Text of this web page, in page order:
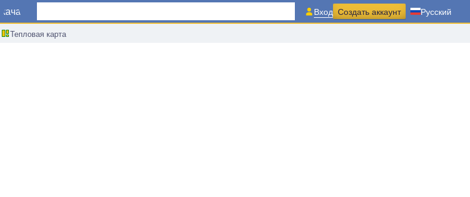
Скачать
Тепловая карта
Вход Создать аккаунт Русский